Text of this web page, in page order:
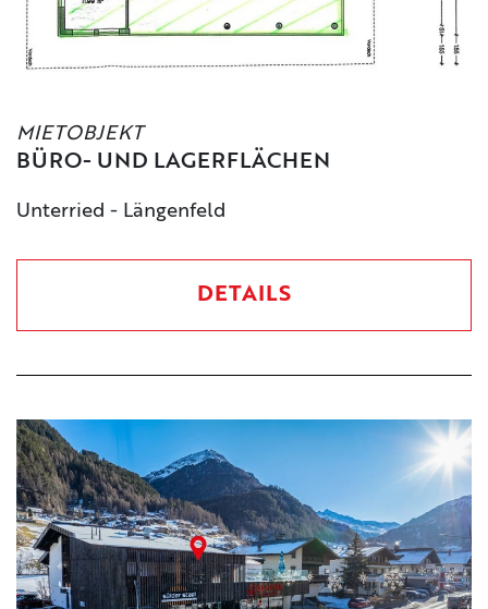
MIETOBJEKT
BÜRO- UND LAGERFLÄCHEN
Unterried - Längenfeld
DETAILS